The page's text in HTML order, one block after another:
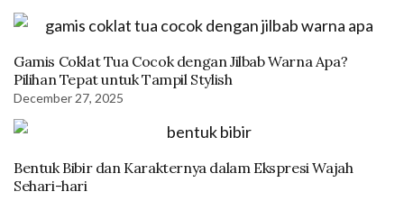
Gamis Coklat Tua Cocok dengan Jilbab Warna Apa?
Pilihan Tepat untuk Tampil Stylish
December 27, 2025
Bentuk Bibir dan Karakternya dalam Ekspresi Wajah
Sehari-hari